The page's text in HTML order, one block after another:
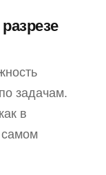
задачам.
в
самом